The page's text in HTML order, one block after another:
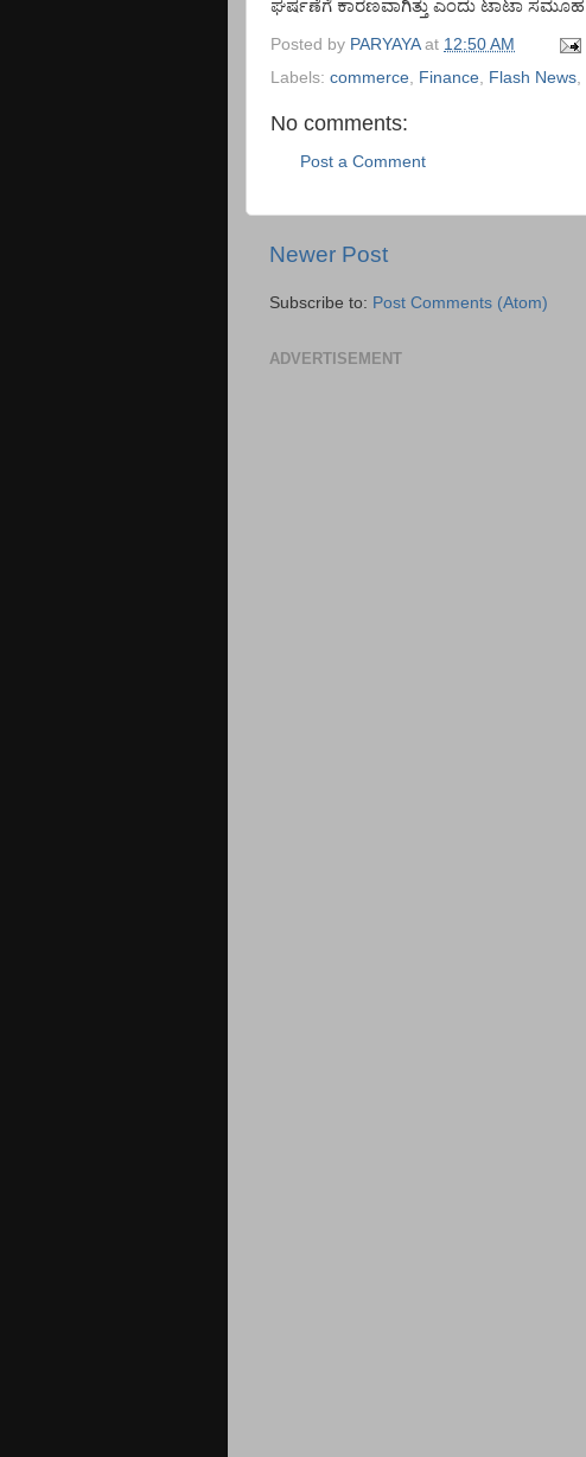
ಘರ್ಷಣೆಗೆ ಕಾರಣವಾಗಿತ್ತು ಎಂದು ಟಾಟಾ ಸಮೂಹ
Posted by PARYAYA at 12:50 AM
Labels: commerce Finance Flash News
No comments:
Post a Comment
Newer Post
Subscribe to: Post Comments (Atom)
ADVERTISEMENT